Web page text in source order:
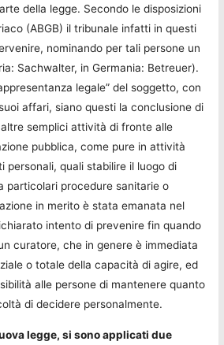
della legge. Secondo le disposizioni
(ABGB) il tribunale infatti in questi
nominando per tali persone un
Sachwalter, in Germania: Betreuer).
legale” del soggetto, con
affari, siano questi la conclusione di
semplici attività di fronte alle
pubblica, come pure in attività
personali, quali stabilire il luogo di
particolari procedure sanitarie o
in merito è stata emanata nel
intento di prevenire fin quando
curatore, che in genere è immediata
o totale della capacità di agire, ed
alle persone di mantenere quanto
di decidere personalmente.
legge, si sono applicati due